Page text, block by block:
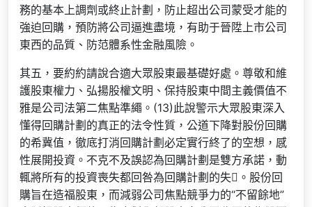
務的基本上調劑或終止計劃，防止超出公司蒙受才能的
強迫回購，預防將公司逼進盡境，有助于晉陞上市公司
東西的品質、防范體系性金融風險。
其五，要約約請說合適大眾股東最基礎好處。尊敬和維
護股東權力、弘揚股權文明、保持股東中間主義價值不
雅是公司法第二焦點準繩。(13)此說警示大眾股東深入
懂得回購計劃的真正的法令性質，公道下降對股份回購
的希冀值，徹底打消回購計劃必定實行終了的空想，感
性展開投資。不克不及誤認為回購計劃是雙方承諾，動
輒將所有的投資喪失都回咎為回購計劃的失。股份回
購旨在造福股東，而減弱公司焦點競爭力的“不留餘地”